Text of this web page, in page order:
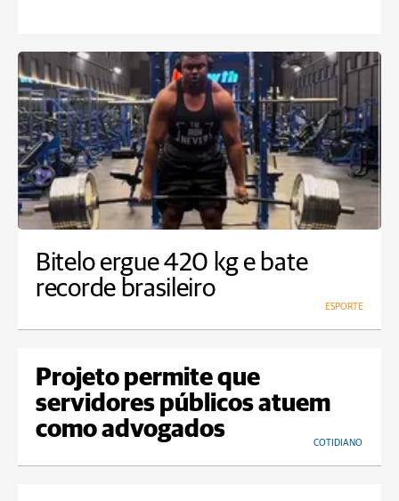
Bitelo ergue 420 kg e bate
recorde brasileiro
ESPORTE
Projeto permite que
servidores públicos atuem
como advogados
COTIDIANO